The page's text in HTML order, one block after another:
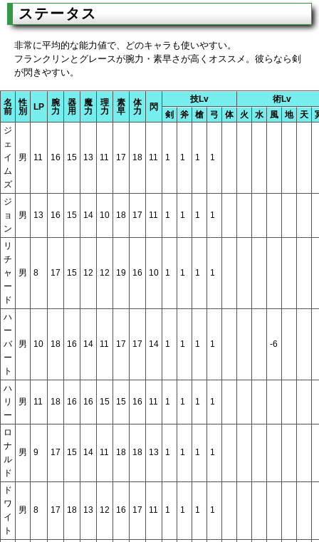
ステータス
非常に平均的な能力値で、どのキャラも使いやすい。
フランクリンとグレースが腕力・素早さが高くオススメ。彼らなら剣
が閃きやすい。
名
前
性
別
LP
腕
力
器
用
魔
力
理
力
素
早
体
力
閃
技Lv
術Lv
剣
斧 槍 弓 体 火 水 風 地 天
ジ
ェ
イ
ム
ズ
男 11 16 15 13 11 17 18 11 1 1 1 1
ジ
ョ
ン
男 13 16 15 14 10 18 17 11 1 1 1 1
リ
チ
ャ
ー
ド
男 8 17 15 12 12 19 16 10 1 1 1 1
ハ
ー
バ
ー
ト
男 10 18 16 14 11 17 17 14 1 1 1 1 -6
ハ
リ
ー
男 11 18 16 16 15 15 16 11 1 1 1 1
ロ
ナ
ル
ド
男 9 17 15 14 11 18 18 13 1 1 1 1
ド
ワ
イ
ト
男 8 17 18 13 12 16 17 11 1 1 1 1